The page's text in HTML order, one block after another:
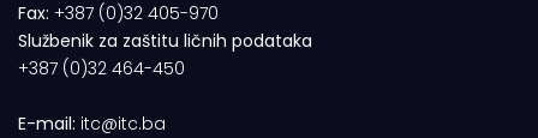
Fax: +387 (0)32 405-970
Službenik za zaštitu ličnih podataka
+387 (0)32 464-450
E-mail: itc@itc.ba